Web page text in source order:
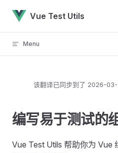
Skip to content
Vue Test Utils
Menu
该翻译已同步到了 2026-
编写易于测试的
Vue Test Utils 帮助你为 Vue